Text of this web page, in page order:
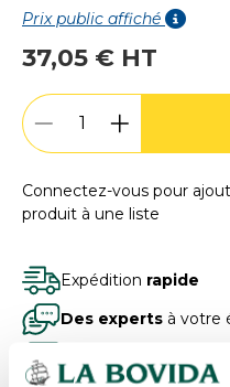
Prix public affiché
37,05 € HT
Connectez-vous pour
produit à une liste
Expédition rapide
Des experts à votre
Paiement 100%